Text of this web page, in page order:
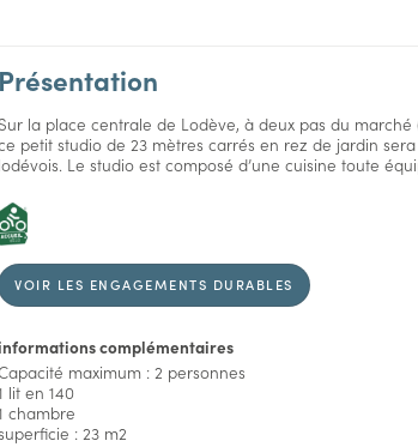
Présentation
la place centrale de Lodève, à deux pas du
petit studio de 23 mètres carrés en rez de jardin
lodévois. Le studio est composé d’une cuisine toute
VOIR LES ENGAGEMENTS DURABLES
complémentaires
maximum : 2 personnes
lit en 140
chambre
: 23 m2